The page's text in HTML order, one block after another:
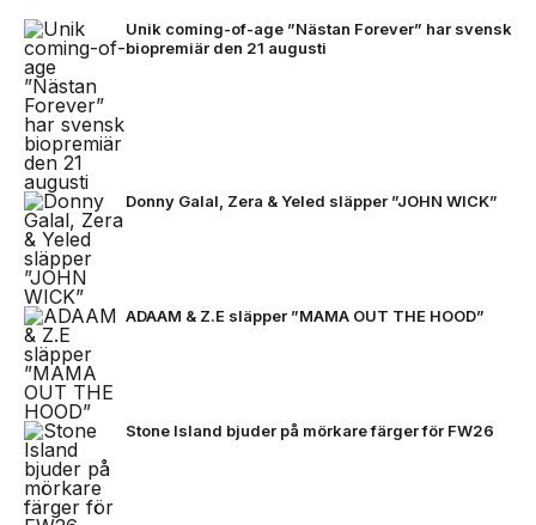
Unik coming-of-age ”Nästan Forever” har svensk
biopremiär den 21 augusti
Donny Galal, Zera & Yeled släpper ”JOHN WICK”
ADAAM & Z.E släpper ”MAMA OUT THE HOOD”
Stone Island bjuder på mörkare färger för FW26